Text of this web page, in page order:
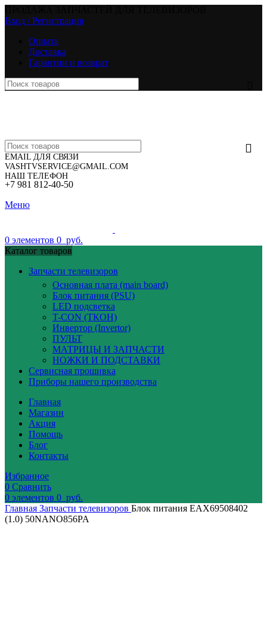
Вход / Регистрация
Оплата
Доставка
Гарантии и возврат
EMAIL ДЛЯ СВЯЗИ
VASHTVSERVICE@GMAIL.COM
НАШ ТЕЛЕФОН
+7 981 812-40-50
Меню
0 элементов 0 руб.
Каталог товаров
Запчасти телевизоров
Основная плата (main board)
Блок питания (PSU)
LED подсветка
T-CON (ТКОН)
Инвертор (Invertor)
ПУЛЬТ
МАТРИЦЫ И ЗАПЧАСТИ
НОЖКИ И ПОДСТАВКИ
Сервисная прошивка
Приборы нашего производства
Главная
Магазин
Акция
Помощь
Блог
Контакты
Избранное
0 Сравнить
0 элементов 0 руб.
Главная Запчасти телевизоров Блок питания EAX69508402
(1.0) 50NANO856PA